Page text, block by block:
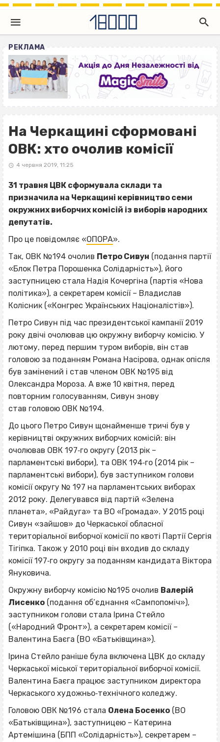
РЕКЛАМА
На Черкащині сформовані
ОВК: хто очолив комісії
4 червня 2019, 11:25
31 травня ЦВК сформувала склади та
призначила на Черкащині керівництво семи
окружних виборчих комісій із виборів народних
депутатів.
Про це повідомляє «ОПОРА».
Так, ОВК №194 очолив Петро Сивун (подання партії
«Блок Петра Порошенка Солідарність»), його
заступницею стала Надія Кочергіна (партія «Нова
політика»), а секретарем комісії – Владислав
Колісник («Конгрес Українських Націоналістів»).
Петро Сивун під час президентської кампанії 2019
року двічі очолював цю окружну виборчу комісію. У
лютому, перед першим туром виборів, він став
головою за поданням Романа Насірова, однак опісля
був замінений і став членом ОВК №195 від
Олександра Мороза. А вже 10 квітня, перед
повторним голосуванням, Сивун знову
став головою ОВК №194.
До цього Петро Сивун щонайменше тричі був у
керівництві окружних виборчих комісій: він
очолював ОВК 197‐го округу (2013 рік –
парламентські вибори), та ОВК 194‐го (2014 рік –
парламентські вибори), був заступником голови
комісії округу № 197 на парламентських виборах
2012 року. Делегувався від партій «Зелена
планета», «Райдуга» та ВО «Громада». У 2015 році
Сивун «зайшов» до Черкаської обласної
територіальної виборчої комісії по квоті Партії Сергія
Тігіпка. Також у 2010 році він входив до складу
комісії 197‐го округу за поданням кандидата Віктора
Януковича.
Окружну виборчу комісію №195 очолив Валерій
Лисенко (подання об’єднання «Сампопоміч»),
заступником голови стала Ірина Стейло
(«Народний Фронт»), а секретарем комісії –
Валентина Баєга (ВО «Батьківщина»).
Ірина Стейло раніше була включена ЦВК до складу
Черкаської міської територіальної виборчої комісії.
Валентина Баєга працює заступником директора
Черкаського художньо‐технічного коледжу.
Головою ОВК №196 стала Олена Босенко (ВО
«Батьківщина»), заступницею – Катерина
Артемішина (БПП «Солідарність»), секретарем –